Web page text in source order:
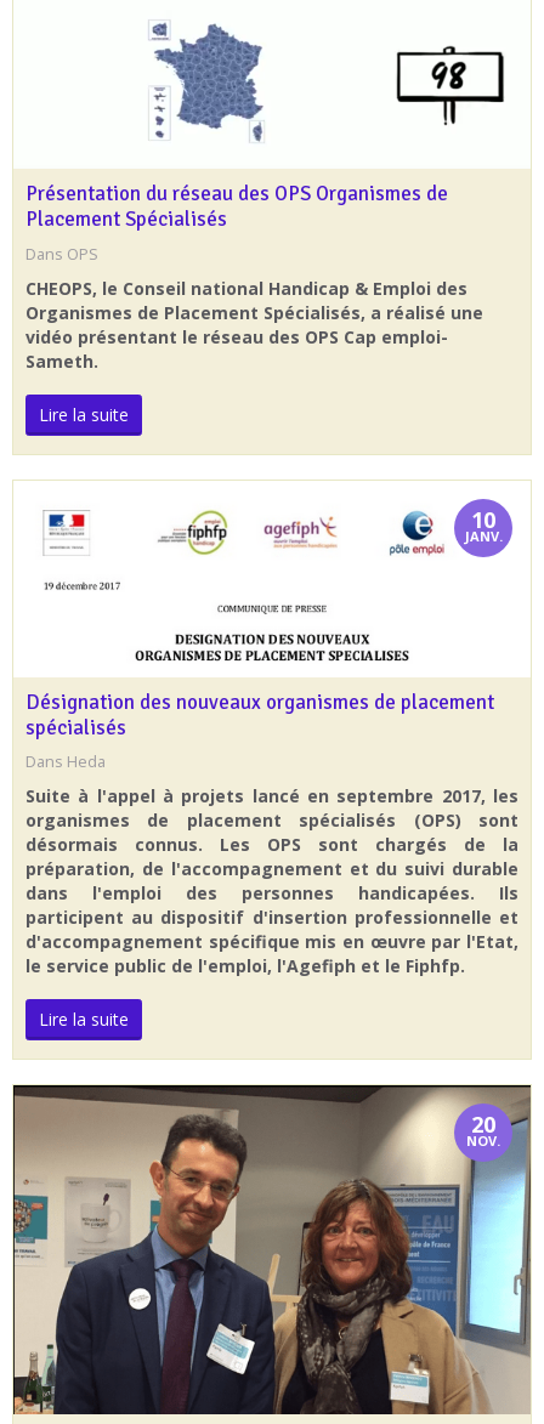
Présentation du réseau des OPS Organismes de
Placement Spécialisés
Dans OPS
CHEOPS, le Conseil national Han­dicap & Emploi des
Organismes de Placement Spécialisés, a réalisé une
vidéo présentant le réseau des OPS Cap emploi-
Sameth.
Lire la suite
10
JANV.
Désignation des nouveaux organismes de placement
spécialisés
Dans Heda
Suite à l'appel à projets lancé en septembre 2017, les
organismes de placement spécialisés (OPS) sont
désormais connus. Les OPS sont chargés de la
préparation, de l'accompagnement et du suivi durable
dans l'emploi des personnes handicapées. Ils
participent au dispositif d'insertion professionnelle et
d'accompagnement spécifique mis en œuvre par l'Etat,
le service public de l'emploi, l'Agefiph et le Fiphfp.
Lire la suite
20
NOV.